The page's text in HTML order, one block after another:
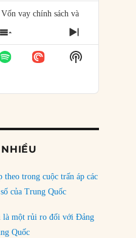
vay chính sách và
vay vốn
“phòng thí nghiệm”
Các quỹ đầu tư mạo
chính trị của vốn
SHOW
EPISODES
LIST
NEXT
EPISODE
Show
Podcast
theo trong cuộc trấn áp các
của Trung Quốc
là một rủi ro đối với Đảng
Quốc